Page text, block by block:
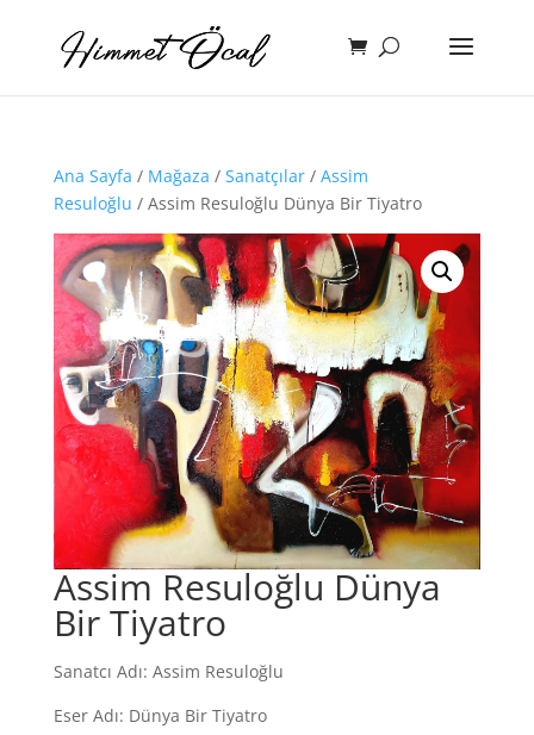
Ana Sayfa / Mağaza / Sanatçılar/ Assim
Resuloğlu / Assim Resuloğlu Dünya Bir Tiyatro
Assim Resuloğlu Dünya
Bir Tiyatro
Sanatcı Adı: Assim Resuloğlu
Eser Adı: Dünya Bir Tiyatro